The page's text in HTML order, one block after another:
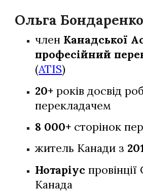
Ольга Бондаренко
член Канадської
професійний
(ATIS)
20+років досвід
перекладачем
8 000+ сторінок
житель Канади з
Нотаріус
Канада